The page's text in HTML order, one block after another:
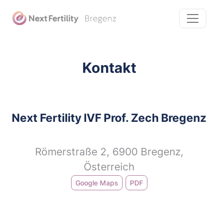
Kontakt
Next Fertility IVF Prof. Zech Bregenz
Römerstraße 2, 6900 Bregenz,
Österreich
Google Maps PDF